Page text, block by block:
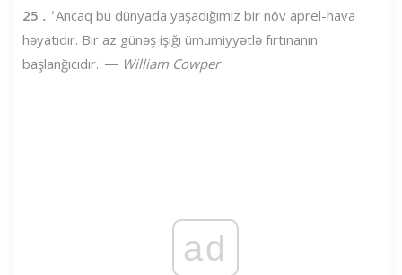
25 . Ancaq bu dünyada yaşadığımız bir növ aprel-hava
həyatıdır. Bir az günəş işığı ümumiyyətlə fırtınanın
başlanğıcıdır.' ― William Cowper
ad